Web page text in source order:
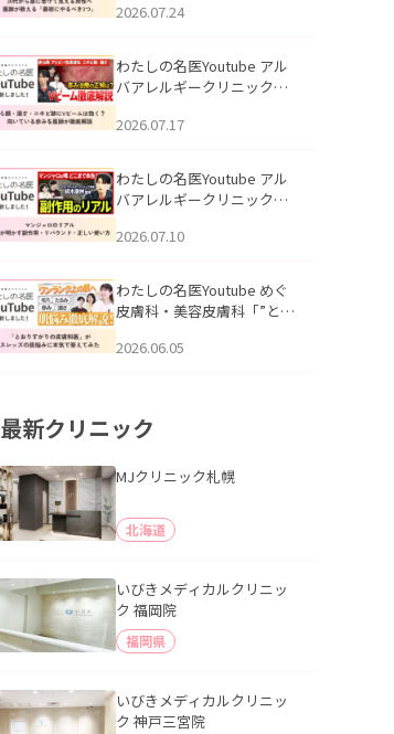
える男性へ｜医師が教える
公開いたしました。
2026.07.24
わたしの名医Youtube アル
バアレルギークリニック札
跡にVビームは効く？向いて
説」を公開いたしました。
2026.07.17
わたしの名医Youtube アル
バアレルギークリニック札
医師が明かす副作用・リバ
公開いたしました。
2026.07.10
わたしの名医Youtube めぐ
皮膚科・美容皮膚科「”とお
ッズの肌悩みに本気で答え
2026.06.05
最新クリニック
MJクリニック札幌
北海道
いびきメディカルクリニッ
ク 福岡院
福岡県
いびきメディカルクリニッ
ク 神戸三宮院